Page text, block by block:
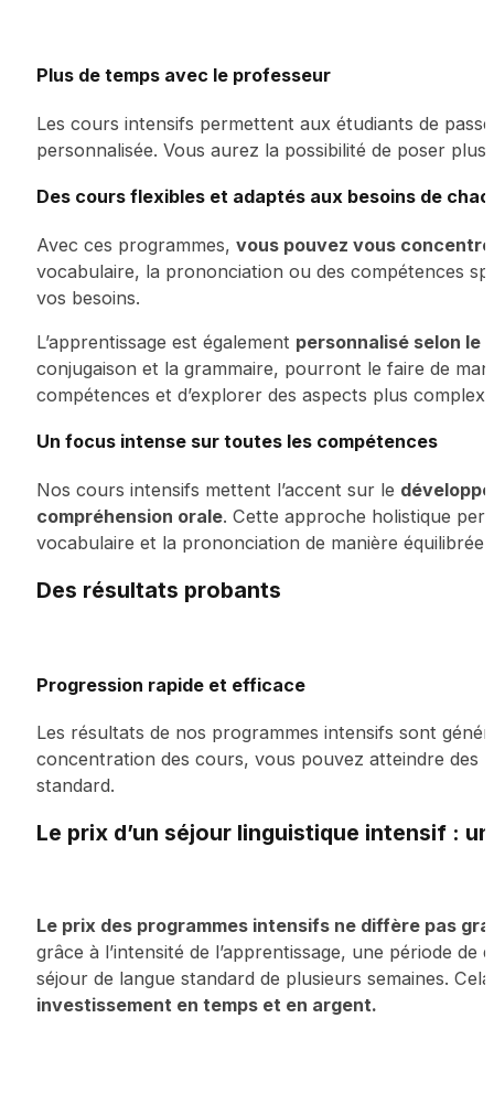
Plus de temps avec le professeur
Les cours intensifs permettent aux étudiants de
personnalisée. Vous aurez la possibilité de poser
Des cours flexibles et adaptés aux besoins de
Avec ces programmes, vous pouvez vous
vocabulaire, la prononciation ou des compétences
vos besoins.
L’apprentissage est également personnalisé selon le
conjugaison et la grammaire, pourront le faire de
compétences et d’explorer des aspects plus
Un focus intense sur toutes les compétences
Nos cours intensifs mettent l’accent sur le
compréhension orale. Cette approche holistique
vocabulaire et la prononciation de manière équilibrée.
Des résultats probants
Progression rapide et efficace
Les résultats de nos programmes intensifs sont
concentration des cours, vous pouvez atteindre des
standard.
Le prix d’un séjour linguistique intensif :
Le prix des programmes intensifs ne diffère pas
grâce à l’intensité de l’apprentissage, une période
séjour de langue standard de plusieurs semaines.
investissement en temps et en argent.